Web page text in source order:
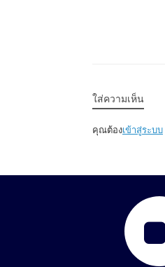
ใส่ความเห็น
คุณต้องเข้าสู่ระบบ